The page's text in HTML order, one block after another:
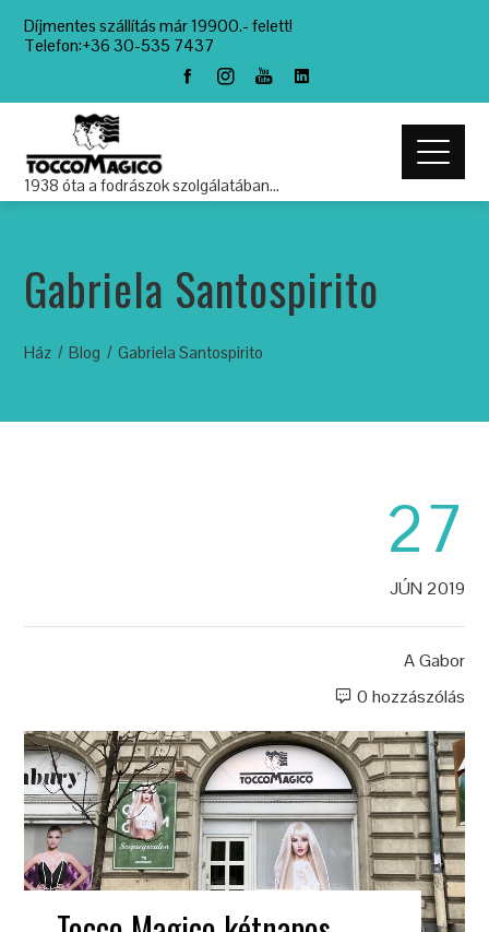
Díjmentes szállítás már 19900.- felett!
Telefon:+36 30-535 7437
1938 óta a fodrászok szolgálatában…
Gabriela Santospirito
Ház Blog Gabriela Santospirito
27
JÚN 2019
AGabor
0 hozzászólás